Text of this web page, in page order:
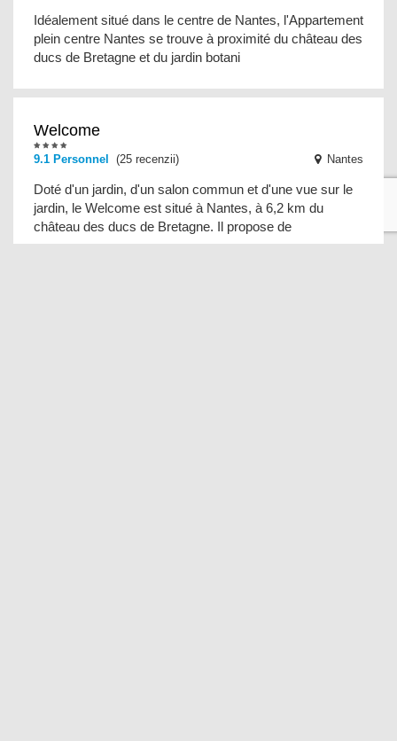
Idéalement situé dans le centre de Nantes, l'Appartement
plein centre Nantes se trouve à proximité du château des
ducs de Bretagne et du jardin botani
Welcome
9.1 Personnel (25 recenzii) Nantes
Doté d'un jardin, d'un salon commun et d'une vue sur le
jardin, le Welcome est situé à Nantes, à 6,2 km du
château des ducs de Bretagne. Il propose de